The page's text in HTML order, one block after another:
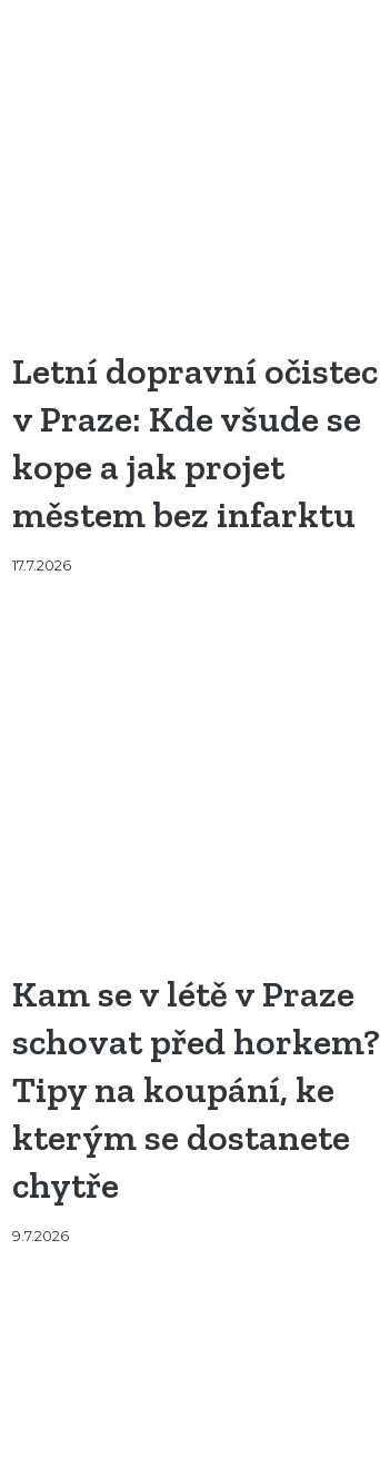
Letní dopravní očistec
v Praze: Kde všude se
kope a jak projet
městem bez infarktu
17.7.2026
Kam se v létě v Praze
schovat před horkem?
Tipy na koupání, ke
kterým se dostanete
chytře
9.7.2026